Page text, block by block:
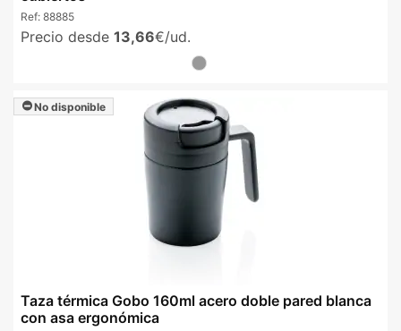
Ref: 88885
Precio desde 13,66€/ud.
No disponible
Taza térmica Gobo 160ml acero doble pared blanca
con asa ergonómica